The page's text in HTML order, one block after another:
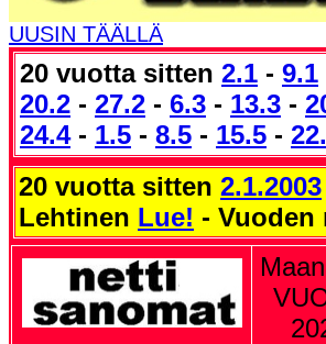
UUSIN TÄÄLLÄ
20 vuotta sitten 2.1 - 9.1
20.2 - 27.2 - 6.3 - 13.3 -
24.4- 1.5 - 8.5 - 15.5 -
20 vuotta sitten 2.1.2003
Lehtinen Lue! -